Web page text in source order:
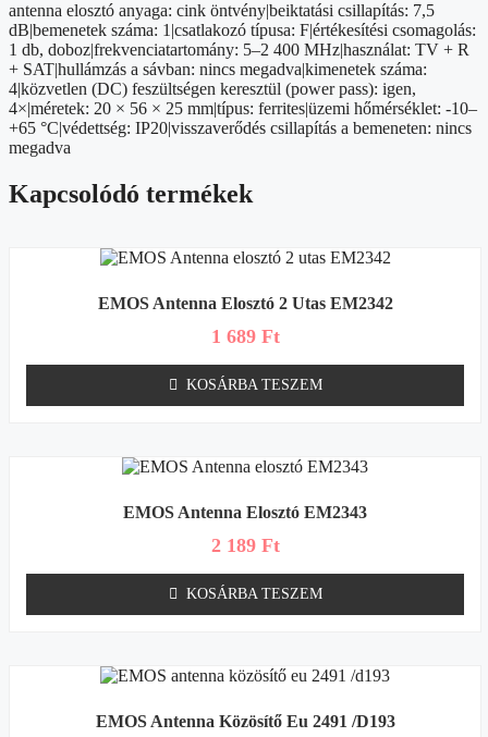
antenna elosztó anyaga: cink öntvény|beiktatási csillapítás: 7,5
dB|bemenetek száma: 1|csatlakozó típusa: F|értékesítési csomagolás:
1 db, doboz|frekvenciatartomány: 5–2 400 MHz|használat: TV + R
+ SAT|hullámzás a sávban: nincs megadva|kimenetek száma:
4|közvetlen (DC) feszültségen keresztül (power pass): igen,
4×|méretek: 20 × 56 × 25 mm|típus: ferrites|üzemi hőmérséklet: -10–
+65 °C|védettség: IP20|visszaverődés csillapítás a bemeneten: nincs
megadva
Kapcsolódó termékek
EMOS Antenna Elosztó 2 Utas EM2342
1 689 Ft
KOSÁRBA TESZEM
EMOS Antenna Elosztó EM2343
2 189 Ft
KOSÁRBA TESZEM
EMOS Antenna Közösítő Eu 2491 /d193